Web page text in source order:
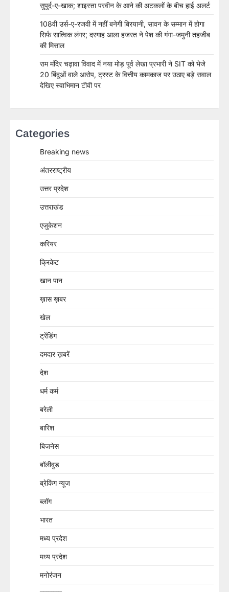
सुपुर्द-ए-खाक; शाइस्ता परवीन के आने की अटकलों के बीच हाई अलर्ट
108वी उर्स-ए-रजवी में नहीं बनेगी बिरयानी, सावन के सम्मान में होगा
सिर्फ सात्विक लंगर; दरगाह आला हजरत ने पेश की गंगा-जमुनी तहजीब
की मिसाल
राम मंदिर चढ़ावा विवाद में नया मोड़ पूर्व लेखा प्रभारी ने SIT को भेजे
20 बिंदुओं वाले आरोप, ट्रस्ट के वित्तीय कामकाज पर उठाए बड़े सवाल
देखिए स्वाभिमान टीवी पर
Categories
Breaking news
अंतरराष्ट्रीय
उत्तर प्रदेश
उत्तराखंड
एजुकेशन
करियर
क्रिकेट
खान पान
ख़ास ख़बर
खेल
ट्रेंडिंग
दमदार ख़बरें
देश
धर्म कर्म
बरेली
बारिश
बिजनेस
बॉलीवुड
ब्रेकिंग न्यूज
ब्लॉग
भारत
मध्य प्रदेश
मध्य प्रदेश
मनोरंजन